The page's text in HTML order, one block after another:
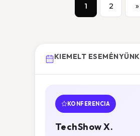
1 2 »
KIEMELT ESEMÉNYÜNK
KONFERENCIA
TechShow X.